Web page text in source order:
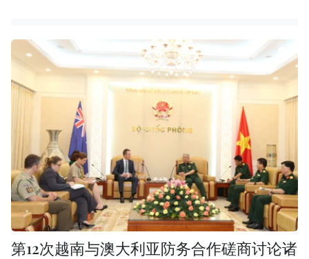
第12次越南与澳大利亚防务合作磋商讨论诸